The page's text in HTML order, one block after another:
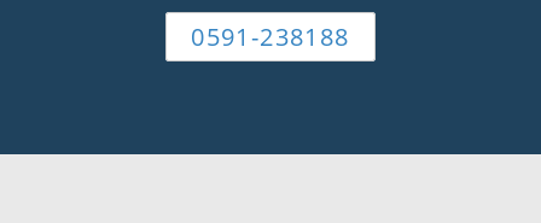
0591-238188